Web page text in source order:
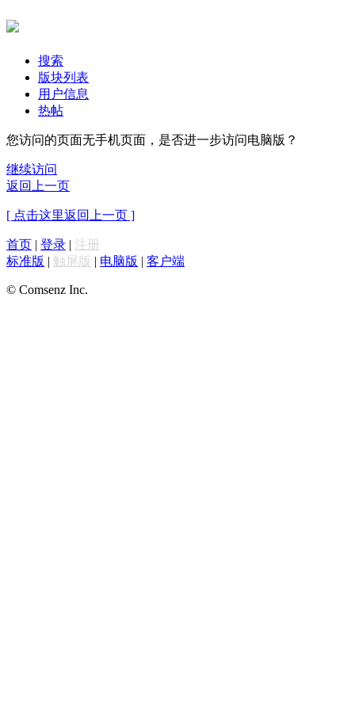
搜索
版块列表
用户信息
热帖
您访问的页面无手机页面，是否进一步访问电脑版？
继续访问
返回上一页
[ 点击这里返回上一页 ]
首页 | 登录 | 注册
标准版 | 触屏版 | 电脑版 | 客户端
© Comsenz Inc.